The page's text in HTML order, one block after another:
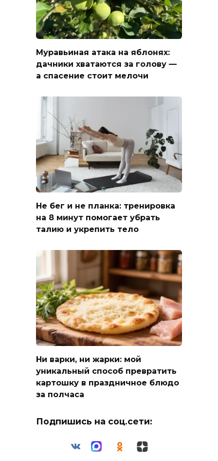
Муравьиная атака на яблонях:
дачники хватаются за голову —
а спасение стоит мелочи
Не бег и не планка: тренировка
на 8 минут помогает убрать
талию и укрепить тело
Ни варки, ни жарки: мой
уникальный способ превратить
картошку в праздничное блюдо
за полчаса
Подпишись на соц.сети: